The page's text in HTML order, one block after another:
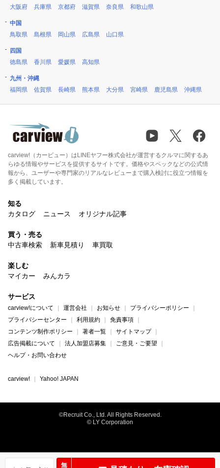
無
大阪府
兵庫県 京都府 滋賀県 奈良県 和歌山県
中国
鳥取県
島根県 岡山県 広島県 山口県
四国
徳島県
香川県 愛媛県 高知県
九州・沖縄
福岡県
佐賀県 長崎県 熊本県 大分県 宮崎県 鹿児島県 沖縄県
carview!（カービュー）はLINEヤフー株式会社が運営するクルマに関するあ
らゆる情報やサービスを提供するサイトです。価格やスペックなどの公式情
報から、ユーザーや専門家のリアルなレビューまで購入検討に役立つ情報を
多く掲載しています。
知る
カタログ
ニュース オリジナル記事
買う・売る
中古車検索
新車見積り 車買取
楽しむ
マイカー
みんカラ
サービス
carview!について 運営会社 お知らせ
プライバシーポリシー
プライバシーセンター
利用規約
免責事項
コンテンツ制作ポリシー
著者一覧
サイトマップ
広告掲載について
法人加盟店募集
ご意見・ご要望
ヘルプ・お問い合わせ
carview! Yahoo! JAPAN
©Recruit Co., Ltd. All Rights Reserved.
© LY Corporation